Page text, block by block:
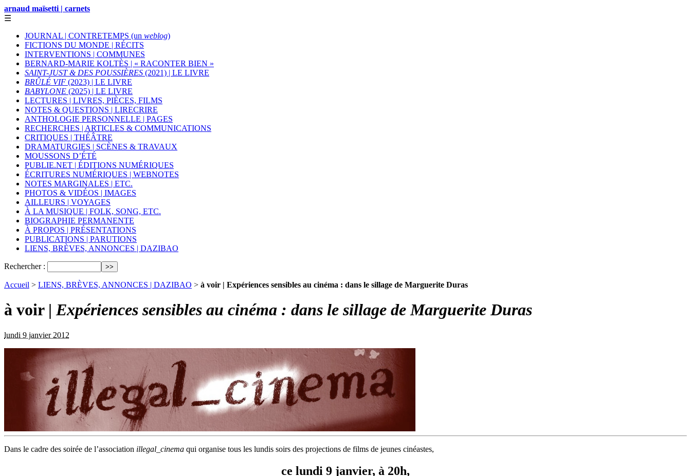
arnaud maïsetti | carnets
☰
JOURNAL | CONTRETEMPS (un weblog)
FICTIONS DU MONDE | RÉCITS
INTERVENTIONS | COMMUNES
BERNARD-MARIE KOLTÈS | « RACONTER BIEN »
SAINT-JUST & DES POUSSIÈRES (2021) | LE LIVRE
BRÛLÉ VIF (2023) | LE LIVRE
BABYLONE (2025) | LE LIVRE
LECTURES | LIVRES, PIÈCES, FILMS
NOTES & QUESTIONS | LIRECRIRE
ANTHOLOGIE PERSONNELLE | PAGES
RECHERCHES | ARTICLES & COMMUNICATIONS
CRITIQUES | THÉÂTRE
DRAMATURGIES | SCÈNES & TRAVAUX
MOUSSONS D’ÉTÉ
PUBLIE.NET | ÉDITIONS NUMÉRIQUES
ÉCRITURES NUMÉRIQUES | WEBNOTES
NOTES MARGINALES | ETC.
PHOTOS & VIDÉOS | IMAGES
AILLEURS | VOYAGES
À LA MUSIQUE | FOLK, SONG, ETC.
BIOGRAPHIE PERMANENTE
À PROPOS | PRÉSENTATIONS
PUBLICATIONS | PARUTIONS
LIENS, BRÈVES, ANNONCES | DAZIBAO
Rechercher :
Accueil > LIENS, BRÈVES, ANNONCES | DAZIBAO > à voir | Expériences sensibles au cinéma : dans le sillage de Marguerite Duras
à voir |Expériences sensibles au cinéma : dans le sillage de Marguerite Duras
lundi 9 janvier 2012
Dans le cadre des soirée de l’association illegal_cinema qui organise tous les lundis soirs des projections de films de jeunes cinéastes,
ce lundi 9 janvier, à 20h,